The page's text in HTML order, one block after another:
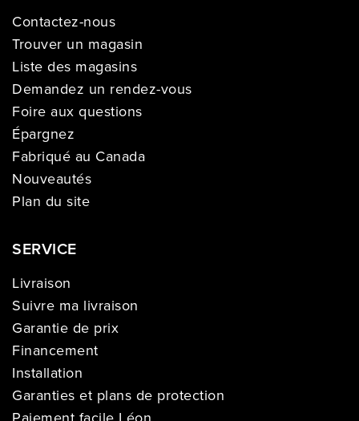
Contactez-nous
Trouver un magasin
Liste des magasins
Demandez un rendez-vous
Foire aux questions
Épargnez
Fabriqué au Canada
Nouveautés
Plan du site
SERVICE
Livraison
Suivre ma livraison
Garantie de prix
Financement
Installation
Garanties et plans de protection